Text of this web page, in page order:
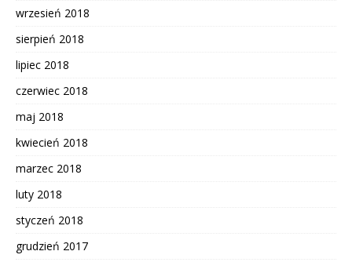
wrzesień 2018
sierpień 2018
lipiec 2018
czerwiec 2018
maj 2018
kwiecień 2018
marzec 2018
luty 2018
styczeń 2018
grudzień 2017